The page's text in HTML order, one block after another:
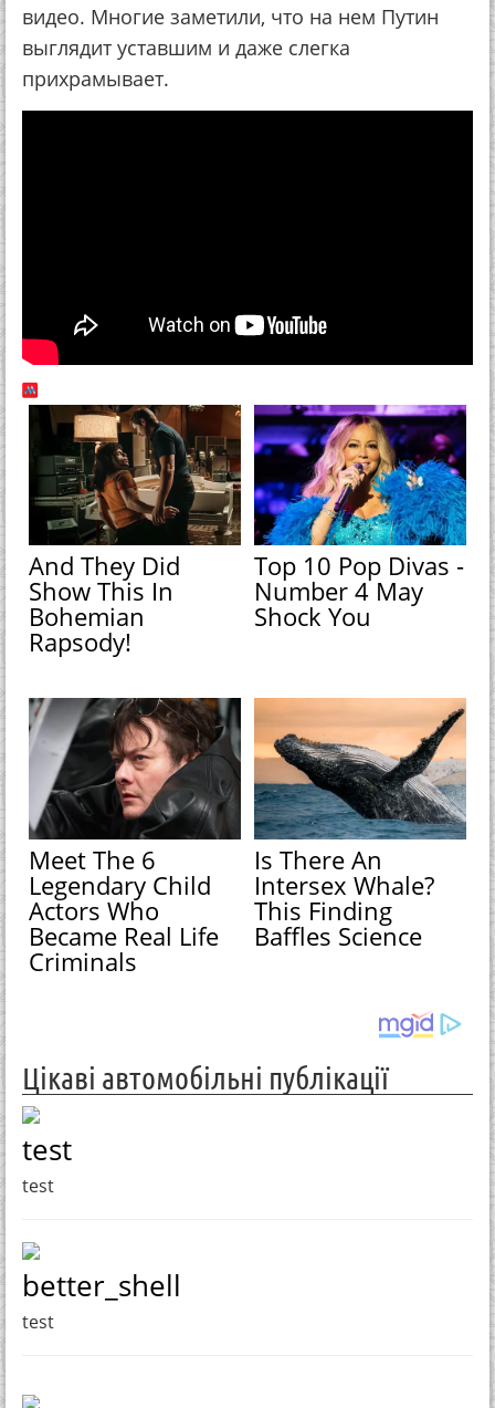
видео. Многие заметили, что на нем Путин
выглядит уставшим и даже слегка
прихрамывает.
And They Did
Show This In
Bohemian
Rapsody!
Top 10 Pop Divas -
Number 4 May
Shock You
Meet The 6
Legendary Child
Actors Who
Became Real Life
Criminals
Is There An
Intersex Whale?
This Finding
Baffles Science
Цікаві автомобільні публікації
test
test
better_shell
test